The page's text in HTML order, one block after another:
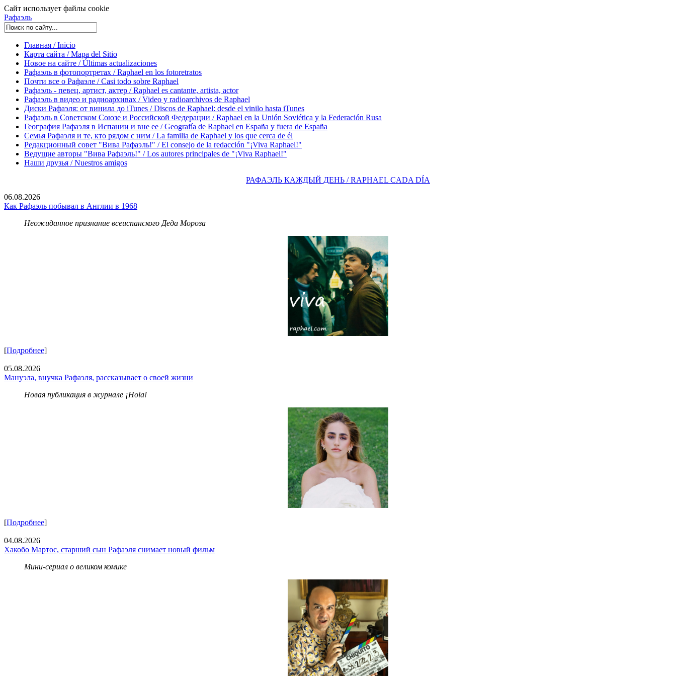
Сайт использует файлы cookie
Рафаэль
Главная / Inicio
Карта сайта / Mapa del Sitio
Новое на сайте / Últimas actualizaciones
Рафаэль в фотопортретах / Raphael en los fotoretratos
Почти все о Рафаэле / Casi todo sobre Raphael
Рафаэль - певец, артист, актер / Raphael es cantante, artista, actor
Рафаэль в видео и радиоархивах / Video y radioarchivos de Raphael
Диски Рафаэля: от винила до iTunes / Discos de Raphael: desde el vinilo hasta iTunes
Рафаэль в Советском Союзе и Российской Федерации / Raphael en la Unión Soviética y la Federación Rusa
География Рафаэля в Испании и вне ее / Geografía de Raphael en España y fuera de España
Семья Рафаэля и те, кто рядом с ним / La familia de Raphael y los que cerca de él
Редакционный совет "Вива Рафаэль!" / El consejo de la redacción "¡Viva Raphael!"
Ведущие авторы "Вива Рафаэль!" / Los autores principales de "¡Viva Raphael!"
Наши друзья / Nuestros amigos
РАФАЭЛЬ КАЖДЫЙ ДЕНЬ / RAPHAEL CADA DÍA
06.08.2026
Как Рафаэль побывал в Англии в 1968
Неожиданное признание всеиспанского Деда Мороза
[Подробнее]
05.08.2026
Мануэла, внучка Рафаэля, рассказывает о своей жизни
Новая публикация в журнале ¡Hola!
[Подробнее]
04.08.2026
Хакобо Мартос, старший сын Рафаэля снимает новый фильм
Мини-сериал о великом комике